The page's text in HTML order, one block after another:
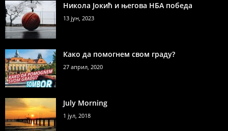
Никола Јокић и његова НБА победа
13 јун, 2023
Како да помогнем свом граду?
27 април, 2020
July Morning
1 јул, 2018